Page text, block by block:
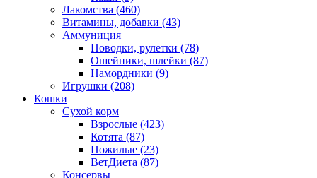
Лакомства (460)
Витамины, добавки (43)
Аммуниция
Поводки, рулетки (78)
Ошейники, шлейки (87)
Намордники (9)
Игрушки (208)
Кошки
Сухой корм
Взрослые (423)
Котята (87)
Пожилые (23)
ВетДиета (87)
Консервы